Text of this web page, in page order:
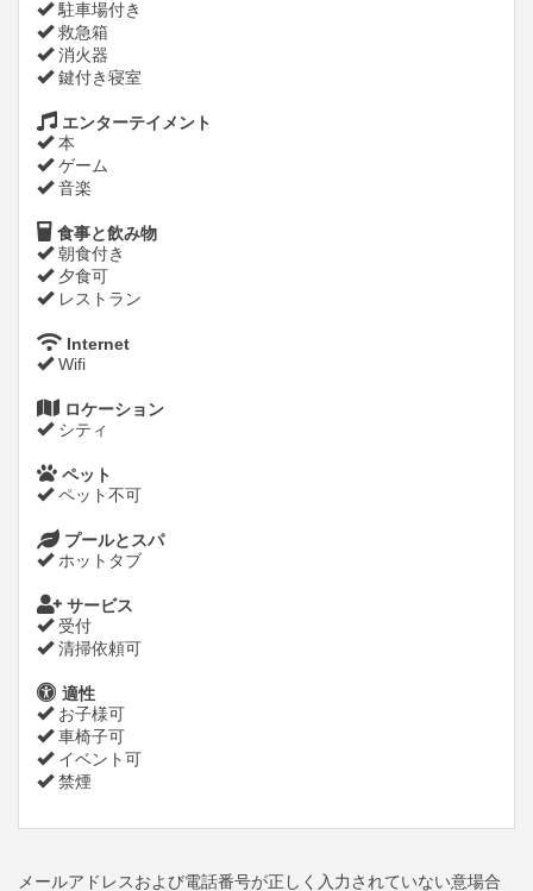
駐車場付き
救急箱
消火器
鍵付き寝室
エンターテイメント
本
ゲーム
音楽
食事と飲み物
朝食付き
夕食可
レストラン
Internet
Wifi
ロケーション
シティ
ペット
ペット不可
プールとスパ
ホットタブ
サービス
受付
清掃依頼可
適性
お子様可
車椅子可
イベント可
禁煙
メールアドレスおよび電話番号が正しく入力されていない意場合